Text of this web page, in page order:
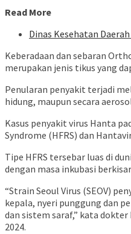
Read More
Dinas Kesehatan
Keberadaan dan sebaran
merupakan jenis tikus yang
Penularan penyakit terjadi
hidung, maupun secara
Kasus penyakit virus Hanta
Syndrome (HFRS) dan
Tipe HFRS tersebar luas di
dengan masa inkubasi
“Strain Seoul Virus (SEOV)
kepala, nyeri punggung dan
dan sistem saraf,” kata
2024.